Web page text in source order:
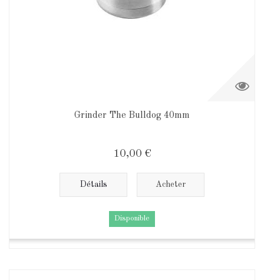
Grinder The Bulldog 40mm
10,00 €
Détails Acheter
Disponible